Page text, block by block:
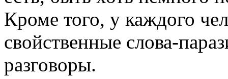
Кроме того, у каждого
свойственные слова-
разговоры.